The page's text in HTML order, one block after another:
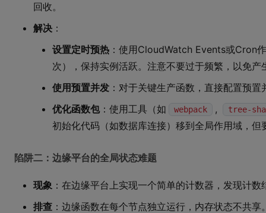
回收。
解决 ：
设置定时预热 ：使用CloudWatch Events或Cron
次），保持实例活跃。注意不要过于频繁，以免产
使用预置并发 ：对于关键生产函数，直接配置预置
优化函数包：使用工具（如 webpack , tree-
初始化代码（如数据库连接）移到全局作用域，
陷阱二：边缘平台的全局状态难题
现象 ：在边缘平台上实现一个简单的计数器，发现计数
排查 ：边缘函数在每个节点独立运行，内存状态不共